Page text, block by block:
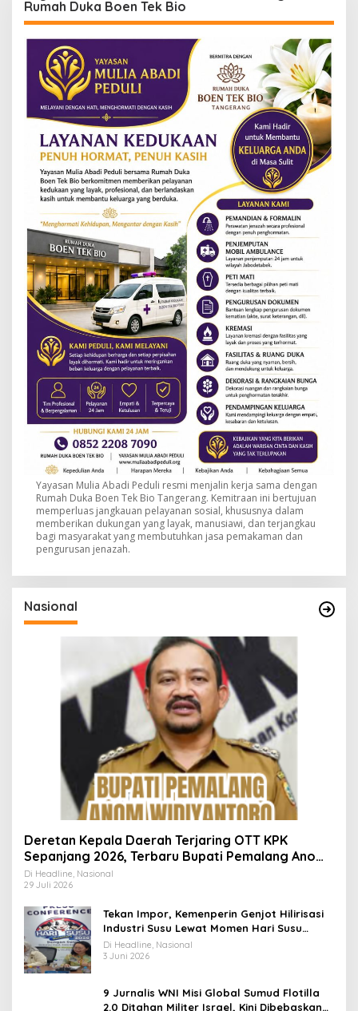
Rumah Duka Boen Tek Bio
Yayasan Mulia Abadi Peduli resmi menjalin kerja sama dengan
Rumah Duka Boen Tek Bio Tangerang. Kemitraan ini bertujuan
memperluas jangkauan pelayanan sosial, khususnya dalam
memberikan dukungan yang layak, manusiawi, dan terjangkau
bagi masyarakat yang membutuhkan jasa pemakaman dan
pengurusan jenazah.
Nasional
Deretan Kepala Daerah Terjaring OTT KPK
Sepanjang 2026, Terbaru Bupati Pemalang Anom
Widiyantoro
Di Headline, Nasional
29 Juli 2026
Tekan Impor, Kemenperin Genjot Hilirisasi
Industri Susu Lewat Momen Hari Susu
Nusantara 2026
Di Headline, Nasional
3 Juni 2026
9 Jurnalis WNI Misi Global Sumud Flotilla
2.0 Ditahan Militer Israel, Kini Dibebaskan